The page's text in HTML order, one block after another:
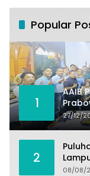
Popular
1
AAIB
27/12/
2
Oleh
08/08/